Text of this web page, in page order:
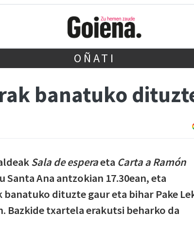
OÑATI
banatuko
Sala de esperaeta Carta a Ramón
Ana antzokian 17.30ean, eta
dituzte gaur eta bihar Pake
Bazkide txartela erakutsi beharko da